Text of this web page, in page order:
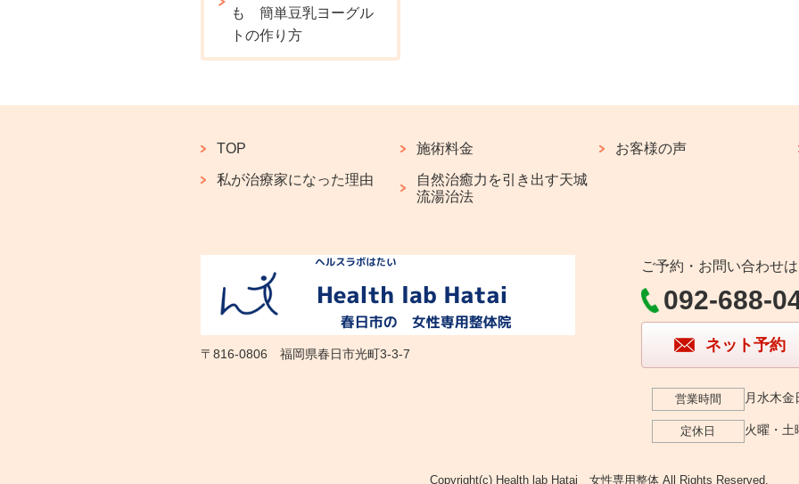
も 簡単豆乳ヨーグル
トの作り方
TOP 施術料金 お客様の声
私が治療家になった理由
自然治癒力を引き出す天城
流湯治法
〒816-0806 福岡県春日市光町3-3-7
ご予約・お問い合わせ
092-688-
ネット予約
営業時間 月水木
定休日 火曜・土
Copyright(c) Health lab Hatai 女性専用整体 All Rights Reserved.